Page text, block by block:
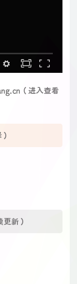
（进入查看
新）